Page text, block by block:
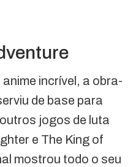
incrível, a obra-
de base para
jogos de luta
e The King of
mostrou todo o seu